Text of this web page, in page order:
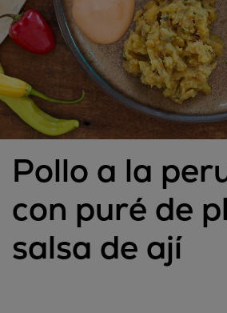
Pollo a la
con puré de
salsa de ají